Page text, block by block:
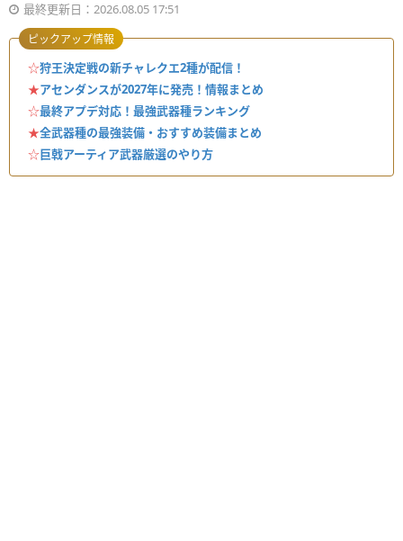
最終更新日：2026.08.05 17:51
☆狩王決定戦の新チャレクエ2種が配信！
★アセンダンスが2027年に発売！情報まとめ
☆最終アプデ対応！最強武器種ランキング
★全武器種の最強装備・おすすめ装備まとめ
☆巨戟アーティア武器厳選のやり方
ピックアップ情報